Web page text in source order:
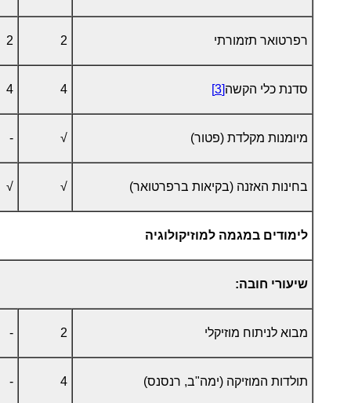
רפרטואר תזמורתי 2
2
סדנת כלי הקשה[3]
4
4
מיומנות מקלדת (פטור) √
-
בחינות האזנה (בקיאות ברפרטואר) √
√
לימודים במגמה למוזיקולוגיה
שיעורי חובה:
מבוא לניתוח מוזיקלי 2
-
תולדות המוזיקה (ימה"ב, רנסנס) 4
-